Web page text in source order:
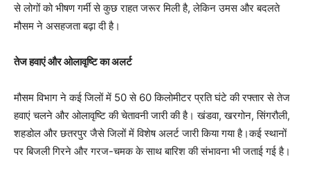
से लोगों को भीषण गर्मी से कुछ राहत जरूर मिली है, लेकिन उमस और बदलते
मौसम ने असहजता बढ़ा दी है।
तेज हवाएं और ओलावृष्टि का अलर्ट
मौसम विभाग ने कई जिलों में 50 से 60 किलोमीटर प्रति घंटे की रफ्तार से तेज
हवाएं चलने और ओलावृष्टि की चेतावनी जारी की है। खंडवा, खरगोन, सिंगरौली,
शहडोल और छतरपुर जैसे जिलों में विशेष अलर्ट जारी किया गया है।कई स्थानों
पर बिजली गिरने और गरज-चमक के साथ बारिश की संभावना भी जताई गई है।